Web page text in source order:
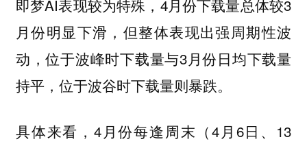
即梦AI表现较为特殊，4月份下载量总体较3
月份明显下滑，但整体表现出强周期性波
动，位于波峰时下载量与3月份日均下载量
持平，位于波谷时下载量则暴跌。
具体来看，4月份每逢周末（4月6日、13